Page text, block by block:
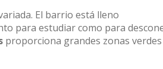
El barrio está lleno
para estudiar como para
proporciona grandes zonas verdes